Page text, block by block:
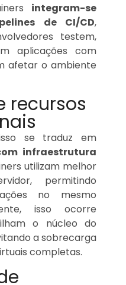
integram-se
de CI/CD,
testem,
aplicações com
afetar o ambiente
recursos
se traduz em
infraestrutura
utilizam melhor
permitindo
no mesmo
isso ocorre
o núcleo do
a sobrecarga
completas.